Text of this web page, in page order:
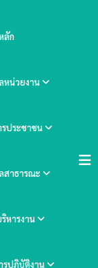
ลัก
หน่วยงาน
รประชาชน
สาธารณะ
หารงาน
รปฏิบัติงาน